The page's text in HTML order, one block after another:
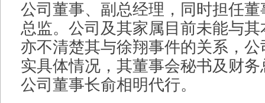
公司董事、副总经理，同时担任
总监。公司及其家属目前未能与
亦不清楚其与徐翔事件的关系，
实具体情况，其董事会秘书及财
公司董事长俞相明代行。